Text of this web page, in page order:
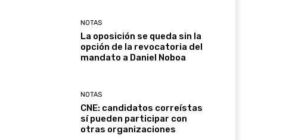
NOTAS
La oposición se queda sin la
opción de la revocatoria del
mandato a Daniel Noboa
NOTAS
CNE: candidatos correístas
sí pueden participar con
otras organizaciones